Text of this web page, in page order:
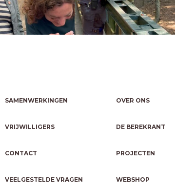
SAMENWERKINGEN
VRIJWILLIGERS
CONTACT
VEELGESTELDE VRAGEN
OVER ONS
DE BEREKRANT
PROJECTEN
WEBSHOP